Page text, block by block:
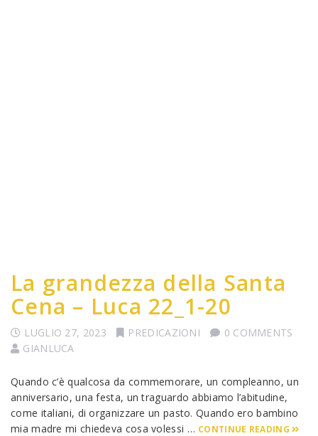
La grandezza della Santa
Cena – Luca 22_1-20
LUGLIO 27, 2023 PREDICAZIONI
0 COMMENTS
GIANLUCA
Quando c’è qualcosa da commemorare, un compleanno, un
anniversario, una festa, un traguardo abbiamo l’abitudine,
come italiani, di organizzare un pasto. Quando ero bambino
mia madre mi chiedeva cosa volessi … CONTINUE READING